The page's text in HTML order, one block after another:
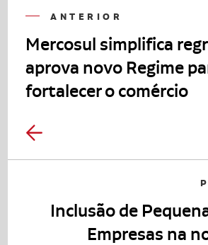
ANTERIOR
Mercosul simplifica
aprova novo Regime
fortalecer o comércio
Inclusão de
Empresas na